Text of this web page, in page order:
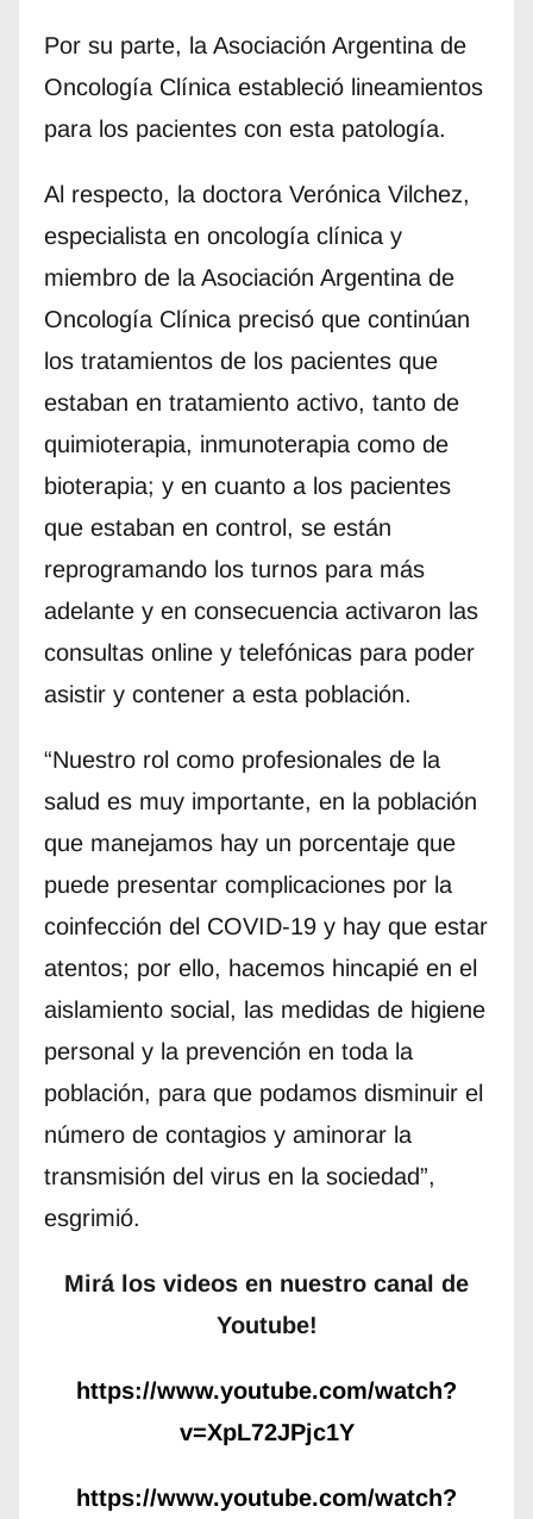
Por su parte, la Asociación Argentina de
Oncología Clínica estableció lineamientos
para los pacientes con esta patología.
Al respecto, la doctora Verónica Vilchez,
especialista en oncología clínica y
miembro de la Asociación Argentina de
Oncología Clínica precisó que continúan
los tratamientos de los pacientes que
estaban en tratamiento activo, tanto de
quimioterapia, inmunoterapia como de
bioterapia; y en cuanto a los pacientes
que estaban en control, se están
reprogramando los turnos para más
adelante y en consecuencia activaron las
consultas online y telefónicas para poder
asistir y contener a esta población.
“Nuestro rol como profesionales de la
salud es muy importante, en la población
que manejamos hay un porcentaje que
puede presentar complicaciones por la
coinfección del COVID-19 y hay que estar
atentos; por ello, hacemos hincapié en el
aislamiento social, las medidas de higiene
personal y la prevención en toda la
población, para que podamos disminuir el
número de contagios y aminorar la
transmisión del virus en la sociedad”,
esgrimió.
Mirá los videos en nuestro canal de
Youtube!
https://www.youtube.com/watch?
v=XpL72JPjc1Y
https://www.youtube.com/watch?